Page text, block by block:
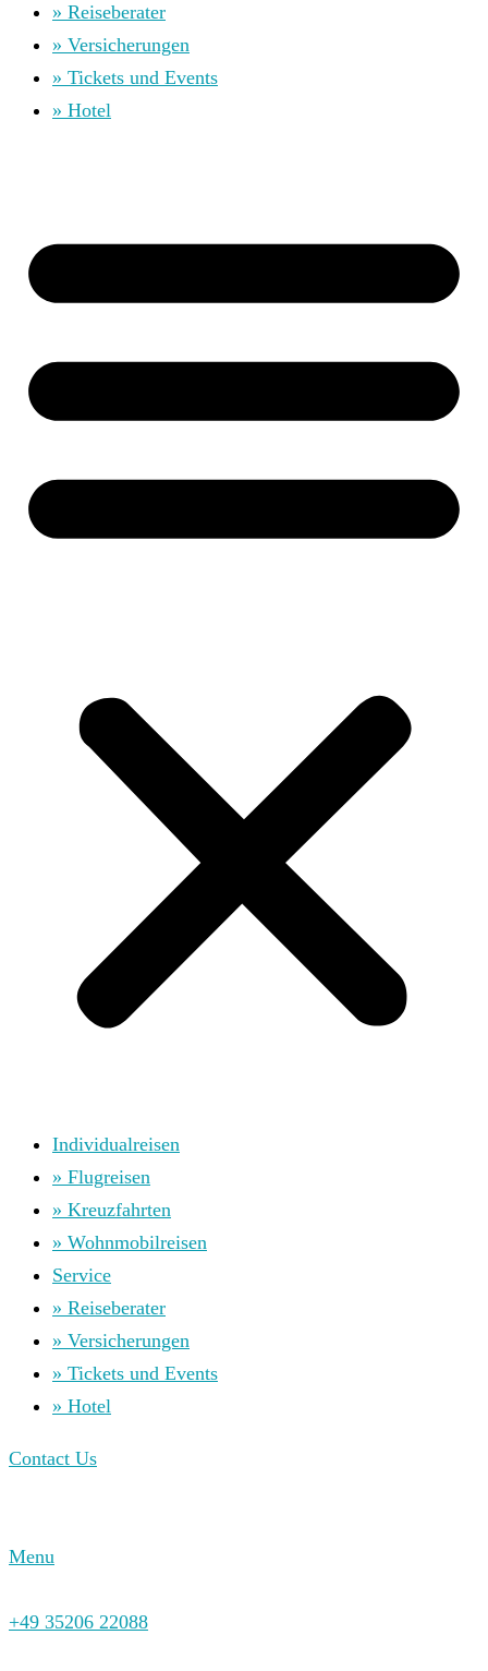
» Reiseberater
» Versicherungen
» Tickets und Events
» Hotel
Individualreisen
» Flugreisen
» Kreuzfahrten
» Wohnmobilreisen
Service
» Reiseberater
» Versicherungen
» Tickets und Events
» Hotel
Contact Us
Menu
+49 35206 22088